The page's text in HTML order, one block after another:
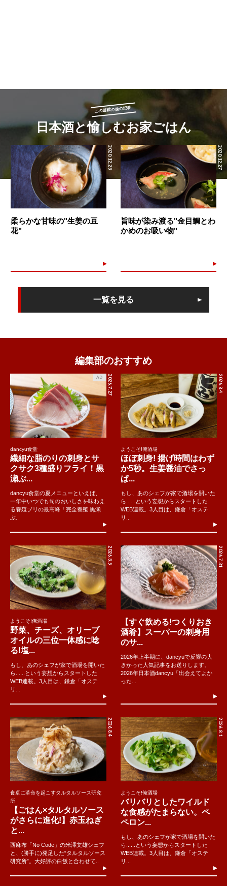
この連載の他の記事
日本酒と愉しむお家ごはん
2020.12.28
柔らかな甘味の"生姜の豆
花"
2020.12.27
旨味が染み渡る"金目鯛とわ
かめのお吸い物"
一覧を見る
編集部のおすすめ
2026.7.27
AD
dancyu食堂
繊細な脂のりの刺身とサ
クサク3種盛りフライ！黒
瀬ぶ...
dancyu食堂の夏メニューといえば、
一年中いつでも旬のおいしさを味わえ
る養殖ブリの最高峰「完全養殖 黒瀬
ぶ..
2026.8.4
ようこそ!俺酒場
ほぼ刺身! 揚げ時間はわず
か5秒。生姜醤油でさっ
ぱ...
もし、あのシェフが家で酒場を開いた
ら......という妄想からスタートした
WEB連載。3人目は、鎌倉「オステ
リ...
2026.8.5
ようこそ!俺酒場
野菜、チーズ、オリーブ
オイルの三位一体感に唸
る!塩...
もし、あのシェフが家で酒場を開いた
ら......という妄想からスタートした
WEB連載。3人目は、鎌倉「オステ
リ...
2026.7.31
【すぐ飲める!つくりおき
酒肴】スーパーの刺身用
のサ...
2026年上半期に、dancyuで反響の大
きかった人気記事をお送りします。
2026年日本酒dancyu「出会えてよか
った...
2026.8.4
食卓に革命を起こすタルタルソース研究
所
【ごはん×タルタルソース
がさらに進化!】赤玉ねぎ
と...
西麻布「No Code」の米澤文雄シェフ
と、(勝手に)発足した“タルタルソース
研究所”。大好評の白飯と合わせて..
2026.8.1
ようこそ!俺酒場
バリバリとしたワイルド
な食感がたまらない。ペ
ペロン...
もし、あのシェフが家で酒場を開いた
ら......という妄想からスタートした
WEB連載。3人目は、鎌倉「オステ
リ...